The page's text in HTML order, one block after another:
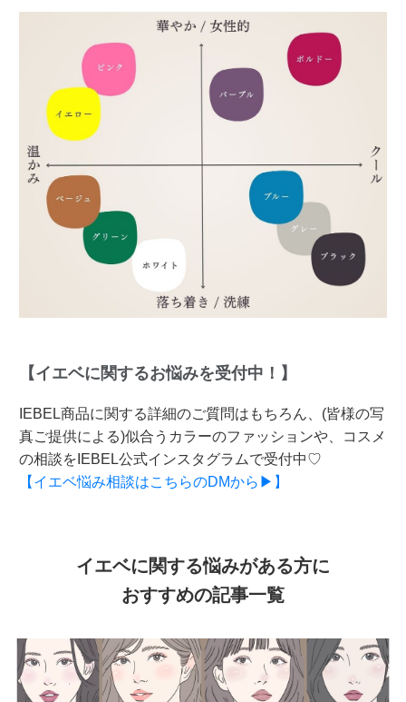
【イエベに関するお悩みを受付中！】
IEBEL商品に関する詳細のご質問はもちろん、(皆様の写
真ご提供による)似合うカラーのファッションや、コスメ
の相談をIEBEL公式インスタグラムで受付中♡
【イエベ悩み相談はこちらのDMから▶】
イエベに関する悩みがある方に
おすすめの記事一覧